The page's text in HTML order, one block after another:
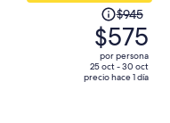
El
precio
era
de
$945
$945
$575
por persona
25 oct - 30 oct
precio hace 1 día